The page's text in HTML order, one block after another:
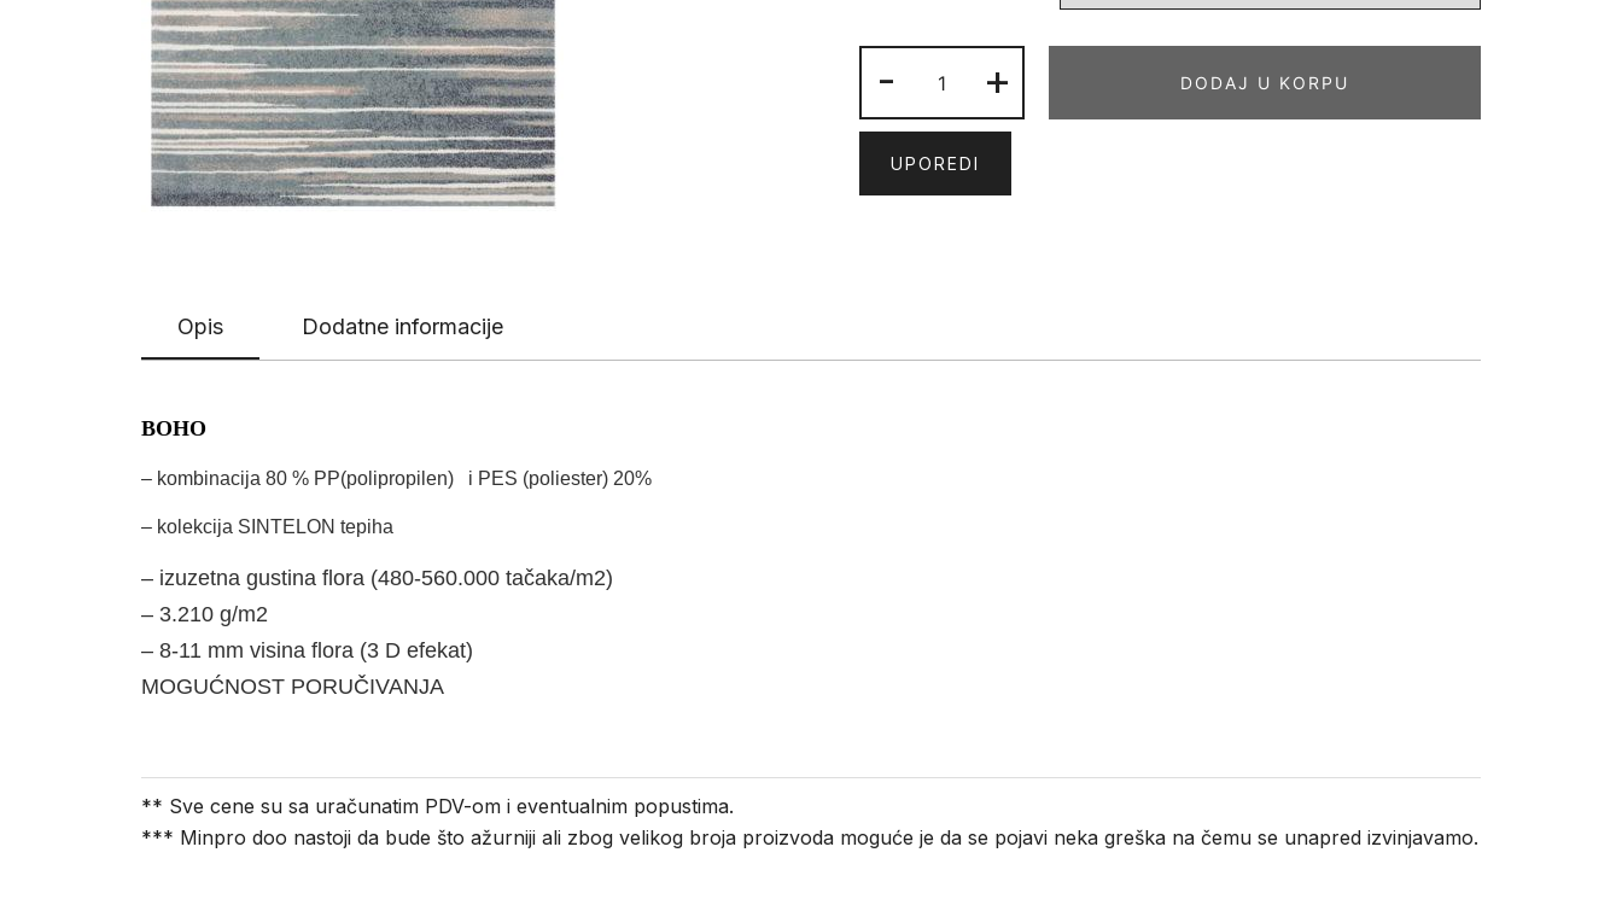
-
25
KGK
količina
+ DODAJ U KORPU
UPOREDI
Opis Dodatne informacije
BOHO
– kombinacija 80 % PP(polipropilen) i PES (poliester) 20%
– kolekcija SINTELON tepiha
– izuzetna gustina flora (480-560.000 tačaka/m2)
– 3.210 g/m2
– 8-11 mm visina flora (3 D efekat)
MOGUĆNOST PORUČIVANJA
** Sve cene su sa uračunatim PDV-om i eventualnim popustima.
*** Minpro doo nastoji da bude što ažurniji ali zbog velikog broja proizvoda moguće je da se pojavi neka greška na čemu se unapred izvinjavamo.